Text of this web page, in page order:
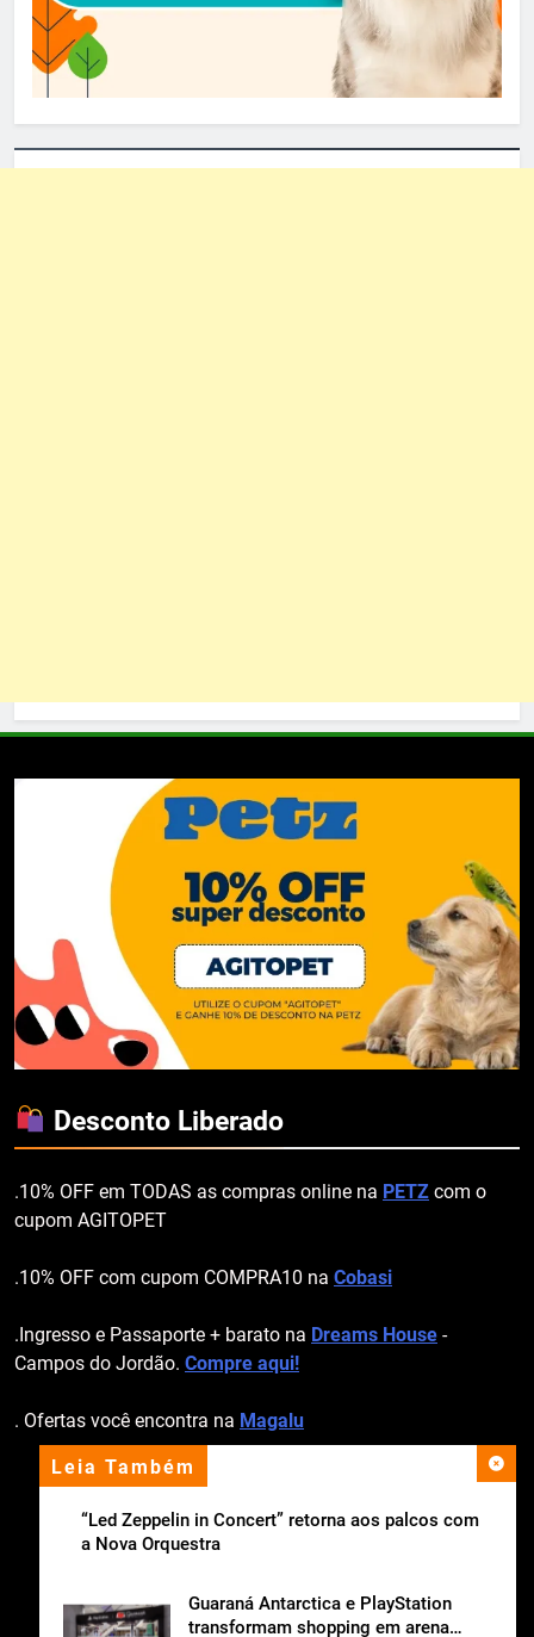
Leia Também
“Led Zeppelin in Concert” retorna aos palcos com
a Nova Orquestra
Guaraná Antarctica e PlayStation
transformam shopping em arena
Desconto Liberado
.10% OFF em TODAS as compras online na PETZ com o
cupom AGITOPET
.10% OFF com cupom COMPRA10 na Cobasi
.Ingresso e Passaporte + barato na Dreams House -
Campos do Jordão. Compre aqui!
. Ofertas você encontra na Magalu
apoio institucional